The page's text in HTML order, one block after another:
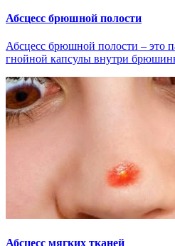
Абсцесс брюшной полости
Абсцесс брюшной полости – это
гнойной капсулы внутри
Абсцесс мягких тканей